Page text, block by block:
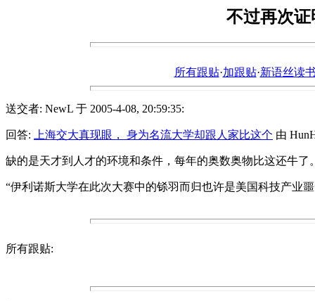
不过再次
所有跟贴·加跟贴·新语丝读
送交者: NewL 于 2005-4-08, 20:59:35:
回答: 上海交大真现眼， 身为名流大学却跟人家比这个 由
缺的是天才到人才的环境和条件，每年的奥数奥物比这还牛了
“伊利诺斯大学在此次大赛中的铩羽而归也许是美国科技产业
所有跟贴: